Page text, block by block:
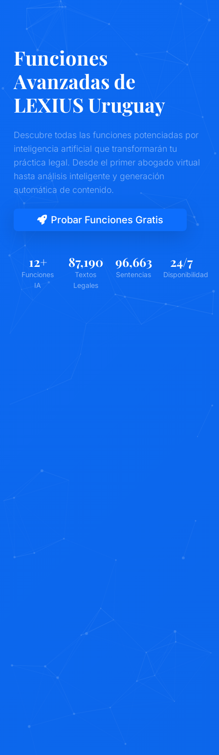
Funciones
Avanzadas de
LEXIUS Uruguay
Descubre todas las funciones potenciadas por
inteligencia artificial que transformarán tu
práctica legal. Desde el primer abogado virtual
hasta análisis inteligente y generación
automática de contenido.
Probar Funciones Gratis
12+
Funciones
IA
87,190
Textos
Legales
96,663
Sentencias
24/7
Disponibilidad